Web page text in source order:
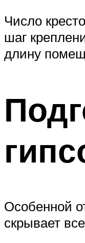
Число
шаг
длину
Особенной
скрывает